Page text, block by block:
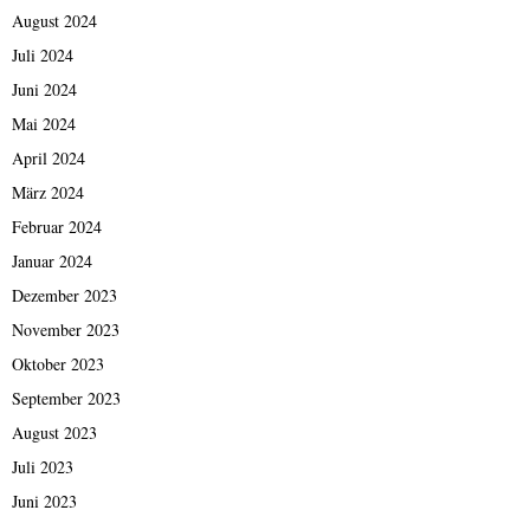
August 2024
Juli 2024
Juni 2024
Mai 2024
April 2024
März 2024
Februar 2024
Januar 2024
Dezember 2023
November 2023
Oktober 2023
September 2023
August 2023
Juli 2023
Juni 2023